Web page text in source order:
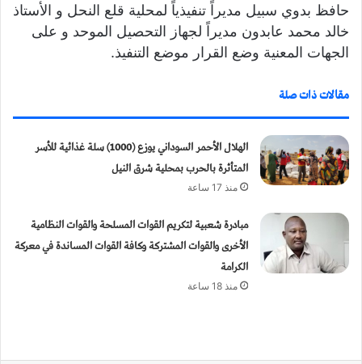
حافظ بدوي سبيل مديراً تنفيذياً لمحلية قلع النحل و الأستاذ
خالد محمد عابدون مديراً لجهاز التحصيل الموحد و على
الجهات المعنية وضع القرار موضع التنفيذ.
مقالات ذات صلة
الهلال الأحمر السوداني يوزع (1000) سلة غذائية للأسر
المتأثرة بالحرب بمحلية شرق النيل
منذ 17 ساعة
مبادرة شعبية لتكريم القوات المسلحة والقوات النظامية
الأخرى والقوات المشتركة وكافة القوات المساندة في معركة
الكرامة
منذ 18 ساعة